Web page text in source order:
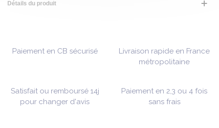
Détails du produit
Paiement en CB sécurisé
Livraison rapide en France
métropolitaine
Satisfait ou remboursé 14j
pour changer d'avis
Paiement en 2,3 ou 4 fois
sans frais